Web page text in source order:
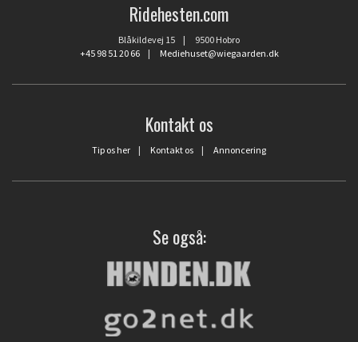
Ridehesten.com
Blåkildevej 15 | 9500 Hobro
+45 98 51 20 66| Mediehuset@wiegaarden.dk
Kontakt os
Tip os her | Kontakt os | Annoncering
Se også: